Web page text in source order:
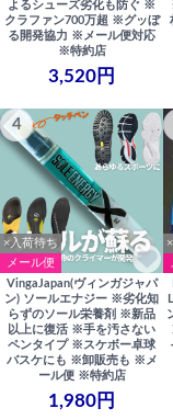
よるシューズ劣化も防ぐ ※
クラファン700万超 ※グッぼ
る開発協力 ※メール便対応
※特約店
3,520円
4
×入荷待ち
メール便
VingaJapan(ヴィンガジャパ
ン) ソールエナジー ※劣化知
らずのソール栄養剤 ※新品
以上に復活 ※手を汚さない
ペンタイプ ※スケボー卓球
バスケにも ※卸販売も ※メ
ール便 ※特約店
1,980円